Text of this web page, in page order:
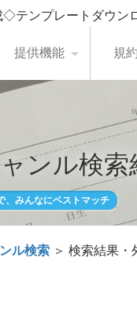
テンプレートダウ
提供機能 規
ンル検索
、みんなにベストマッチ
ル検索 ＞ 検索結果・